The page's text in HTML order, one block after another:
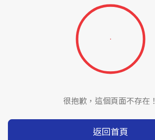
很抱歉，這個頁面不存在！
返回首頁